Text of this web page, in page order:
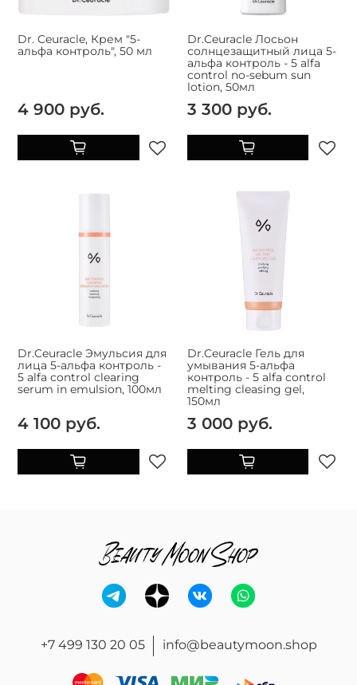
Dr. Ceuracle, Крем "5-
альфа контроль", 50 мл
4 900 руб.
Dr.Ceuracle Лосьон
солнцезащитный лица 5-
альфа контроль - 5 alfa
control no-sebum sun
lotion, 50мл
3 300 руб.
Dr.Ceuracle Эмульсия для
лица 5-альфа контроль -
5 alfa control clearing
serum in emulsion, 100мл
4 100 руб.
Dr.Ceuracle Гель для
умывания 5-альфа
контроль - 5 alfa control
melting cleasing gel,
150мл
3 000 руб.
+7 499 130 20 05 info@beautymoon.shop